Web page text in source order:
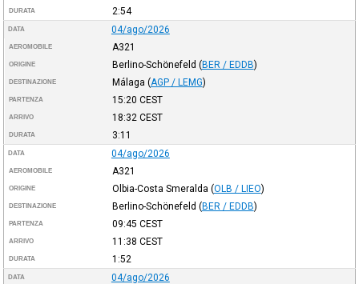
DURATA 2:54
DATA 04/ago/2026
AEROMOBILE A321
ORIGINE Berlino-Schönefeld (BER / EDDB)
DESTINAZIONE Málaga (AGP / LEMG)
PARTENZA 15:20 CEST
ARRIVO 18:32 CEST
DURATA 3:11
DATA 04/ago/2026
AEROMOBILE A321
ORIGINE Olbia-Costa Smeralda (OLB / LIEO)
DESTINAZIONE Berlino-Schönefeld (BER / EDDB)
PARTENZA 09:45 CEST
ARRIVO 11:38 CEST
DURATA 1:52
DATA 04/ago/2026